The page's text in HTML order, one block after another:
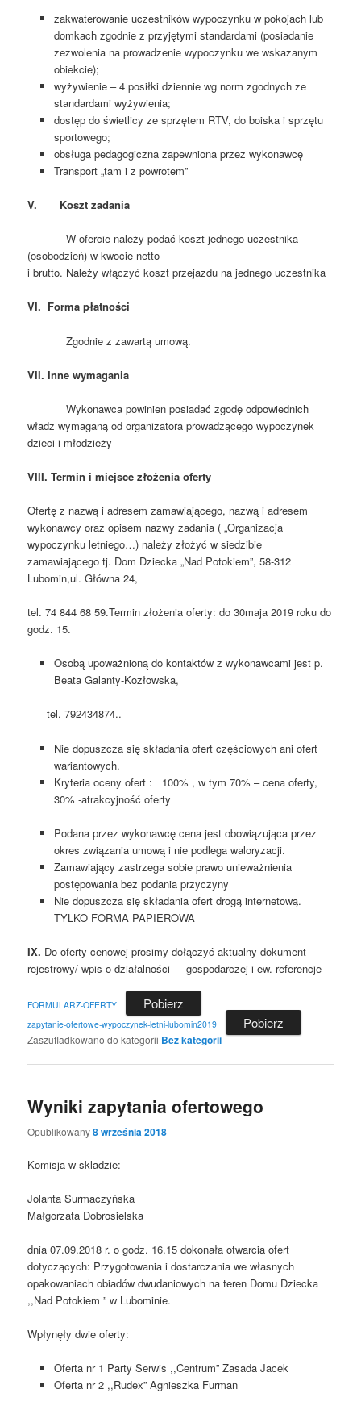
zakwaterowanie uczestników wypoczynku w pokojach lub
domkach zgodnie z przyjętymi standardami (posiadanie
zezwolenia na prowadzenie wypoczynku we wskazanym
obiekcie);
wyżywienie – 4 posiłki dziennie wg norm zgodnych ze
standardami wyżywienia;
dostęp do świetlicy ze sprzętem RTV, do boiska i sprzętu
sportowego;
obsługa pedagogiczna zapewniona przez wykonawcę
Transport „tam i z powrotem”
V. Koszt zadania
W ofercie należy podać koszt jednego uczestnika
(osobodzień) w kwocie netto
i brutto. Należy włączyć koszt przejazdu na jednego uczestnika
VI. Forma płatności
Zgodnie z zawartą umową.
VII. Inne wymagania
Wykonawca powinien posiadać zgodę odpowiednich
władz wymaganą od organizatora prowadzącego wypoczynek
dzieci i młodzieży
VIII. Termin i miejsce złożenia oferty
Ofertę z nazwą i adresem zamawiającego, nazwą i adresem
wykonawcy oraz opisem nazwy zadania ( „Organizacja
wypoczynku letniego…) należy złożyć w siedzibie
zamawiającego tj. Dom Dziecka „Nad Potokiem”, 58-312
Lubomin,ul. Główna 24,
tel. 74 844 68 59.Termin złożenia oferty: do 30maja 2019 roku do
godz. 15.
Osobą upoważnioną do kontaktów z wykonawcami jest p.
Beata Galanty-Kozłowska,
tel. 792434874..
Nie dopuszcza się składania ofert częściowych ani ofert
wariantowych.
Kryteria oceny ofert : 100% , w tym 70% – cena oferty,
30% -atrakcyjność oferty
Podana przez wykonawcę cena jest obowiązująca przez
okres związania umową i nie podlega waloryzacji.
Zamawiający zastrzega sobie prawo unieważnienia
postępowania bez podania przyczyny
Nie dopuszcza się składania ofert drogą internetową.
TYLKO FORMA PAPIEROWA
IX. Do oferty cenowej prosimy dołączyć aktualny dokument
rejestrowy/ wpis o działalności gospodarczej i ew. referencje
FORMULARZ-OFERTY Pobierz
zapytanie-ofertowe-wypoczynek-letni-lubomin2019 Pobierz
Zaszufladkowano do kategorii Bez kategorii
Wyniki zapytania ofertowego
Opublikowany8 września 2018
Komisja w skladzie:
Jolanta Surmaczyńska
Małgorzata Dobrosielska
dnia 07.09.2018 r. o godz. 16.15 dokonała otwarcia ofert
dotyczących: Przygotowania i dostarczania we własnych
opakowaniach obiadów dwudaniowych na teren Domu Dziecka
,,Nad Potokiem ” w Lubominie.
Wpłynęły dwie oferty:
Oferta nr 1 Party Serwis ,,Centrum” Zasada Jacek
Oferta nr 2 ,,Rudex” Agnieszka Furman